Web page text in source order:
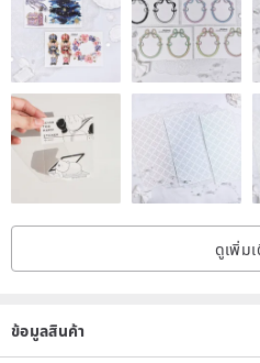
ดูเพิ่ม
ข้อมูลสินค้า